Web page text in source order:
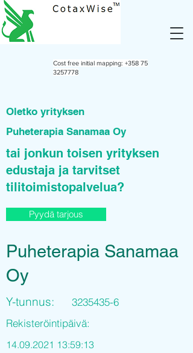
Cost free initial mapping: +358 75
3257778
Oletko yrityksen
Puheterapia Sanamaa Oy
tai jonkun toisen yrityksen
edustaja ja tarvitset
tilitoimistopalvelua?
Pyydä tarjous
Puheterapia Sanamaa
Oy
Y-tunnus:
3235435-6
Rekisteröintipäivä:
14.09.2021 13:59:13